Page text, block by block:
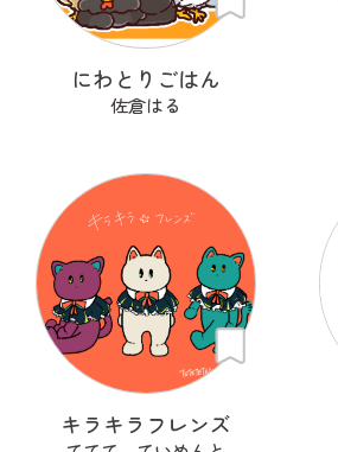
にわとりごはん
佐倉はる
キラキラフレンズ